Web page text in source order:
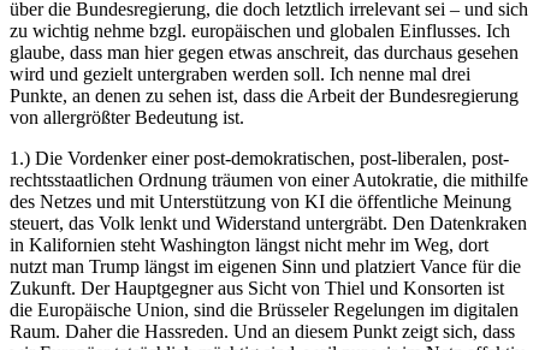
über die Bundesregierung, die doch letztlich irrelevant sei – und sich
zu wichtig nehme bzgl. europäischen und globalen Einflusses. Ich
glaube, dass man hier gegen etwas anschreit, das durchaus gesehen
wird und gezielt untergraben werden soll. Ich nenne mal drei
Punkte, an denen zu sehen ist, dass die Arbeit der Bundesregierung
von allergrößter Bedeutung ist.
1.) Die Vordenker einer post-demokratischen, post-liberalen, post-
rechtsstaatlichen Ordnung träumen von einer Autokratie, die mithilfe
des Netzes und mit Unterstützung von KI die öffentliche Meinung
steuert, das Volk lenkt und Widerstand untergräbt. Den Datenkraken
in Kalifornien steht Washington längst nicht mehr im Weg, dort
nutzt man Trump längst im eigenen Sinn und platziert Vance für die
Zukunft. Der Hauptgegner aus Sicht von Thiel und Konsorten ist
die Europäische Union, sind die Brüsseler Regelungen im digitalen
Raum. Daher die Hassreden. Und an diesem Punkt zeigt sich, dass